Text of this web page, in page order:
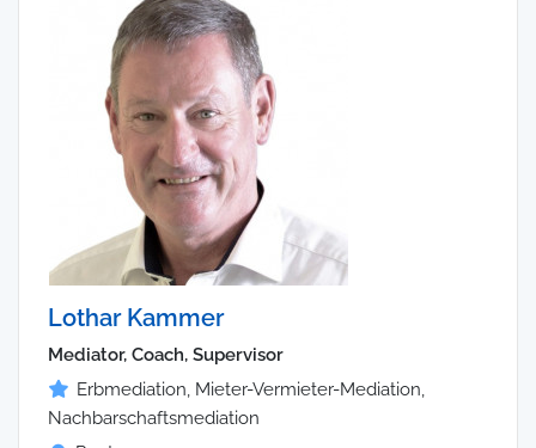
Lothar Kammer
Mediator, Coach, Supervisor
Erbmediation, Mieter-Vermieter-Mediation,
Nachbarschaftsmediation